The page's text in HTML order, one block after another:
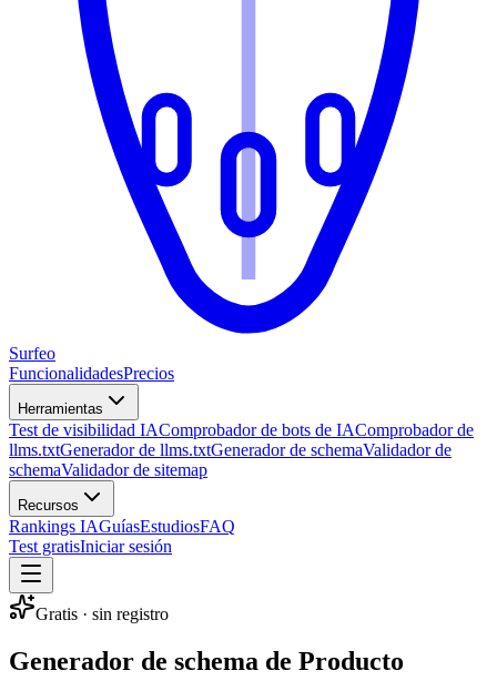
Surfeo
FuncionalidadesPrecios
Herramientas
Test de visibilidad IAComprobador de bots de IAComprobador de
llms.txtGenerador de llms.txtGenerador de schemaValidador de
schemaValidador de sitemap
Recursos
Rankings IAGuíasEstudiosFAQ
Test gratisIniciar sesión
Gratis · sin registro
Generador de schema de Producto